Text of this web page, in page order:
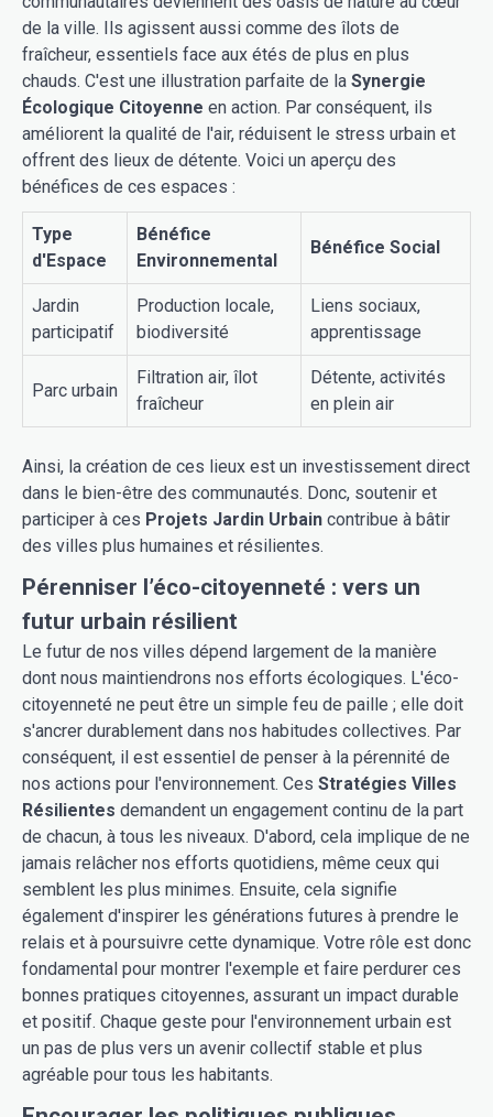
de la ville. Ils agissent aussi comme des îlots de
fraîcheur, essentiels face aux étés de plus en plus
chauds. C'est une illustration parfaite de la Synergie
Écologique Citoyenne en action. Par conséquent, ils
améliorent la qualité de l'air, réduisent le stress urbain et
offrent des lieux de détente. Voici un aperçu des
bénéfices de ces espaces :
Type
d'Espace
Bénéfice
Environnemental
Bénéfice Social
Jardin
participatif
Production locale,
biodiversité
Liens sociaux,
apprentissage
Parc urbain
Filtration air, îlot
fraîcheur
Détente, activités
en plein air
Ainsi, la création de ces lieux est un investissement direct
dans le bien-être des communautés. Donc, soutenir et
participer à ces Projets Jardin Urbain contribue à bâtir
des villes plus humaines et résilientes.
Pérenniser l’éco-citoyenneté : vers un
futur urbain résilient
Le futur de nos villes dépend largement de la manière
dont nous maintiendrons nos efforts écologiques. L'éco-
citoyenneté ne peut être un simple feu de paille ; elle doit
s'ancrer durablement dans nos habitudes collectives. Par
conséquent, il est essentiel de penser à la pérennité de
nos actions pour l'environnement. Ces Stratégies Villes
Résilientes demandent un engagement continu de la part
de chacun, à tous les niveaux. D'abord, cela implique de ne
jamais relâcher nos efforts quotidiens, même ceux qui
semblent les plus minimes. Ensuite, cela signifie
également d'inspirer les générations futures à prendre le
relais et à poursuivre cette dynamique. Votre rôle est donc
fondamental pour montrer l'exemple et faire perdurer ces
bonnes pratiques citoyennes, assurant un impact durable
et positif. Chaque geste pour l'environnement urbain est
un pas de plus vers un avenir collectif stable et plus
agréable pour tous les habitants.